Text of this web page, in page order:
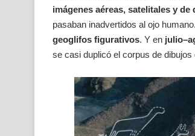
imágenes aéreas, satelitales y de
pasaban inadvertidos al ojo
geoglifos figurativos. Y en
se casi duplicó el corpus de dibujos